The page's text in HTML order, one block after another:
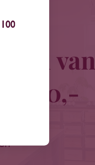
van
100,-
100